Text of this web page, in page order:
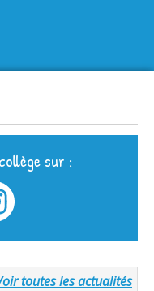
sur :
toutes les actualités